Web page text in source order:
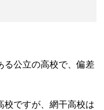
る公立の高校で、偏差
校ですが、網干高校は